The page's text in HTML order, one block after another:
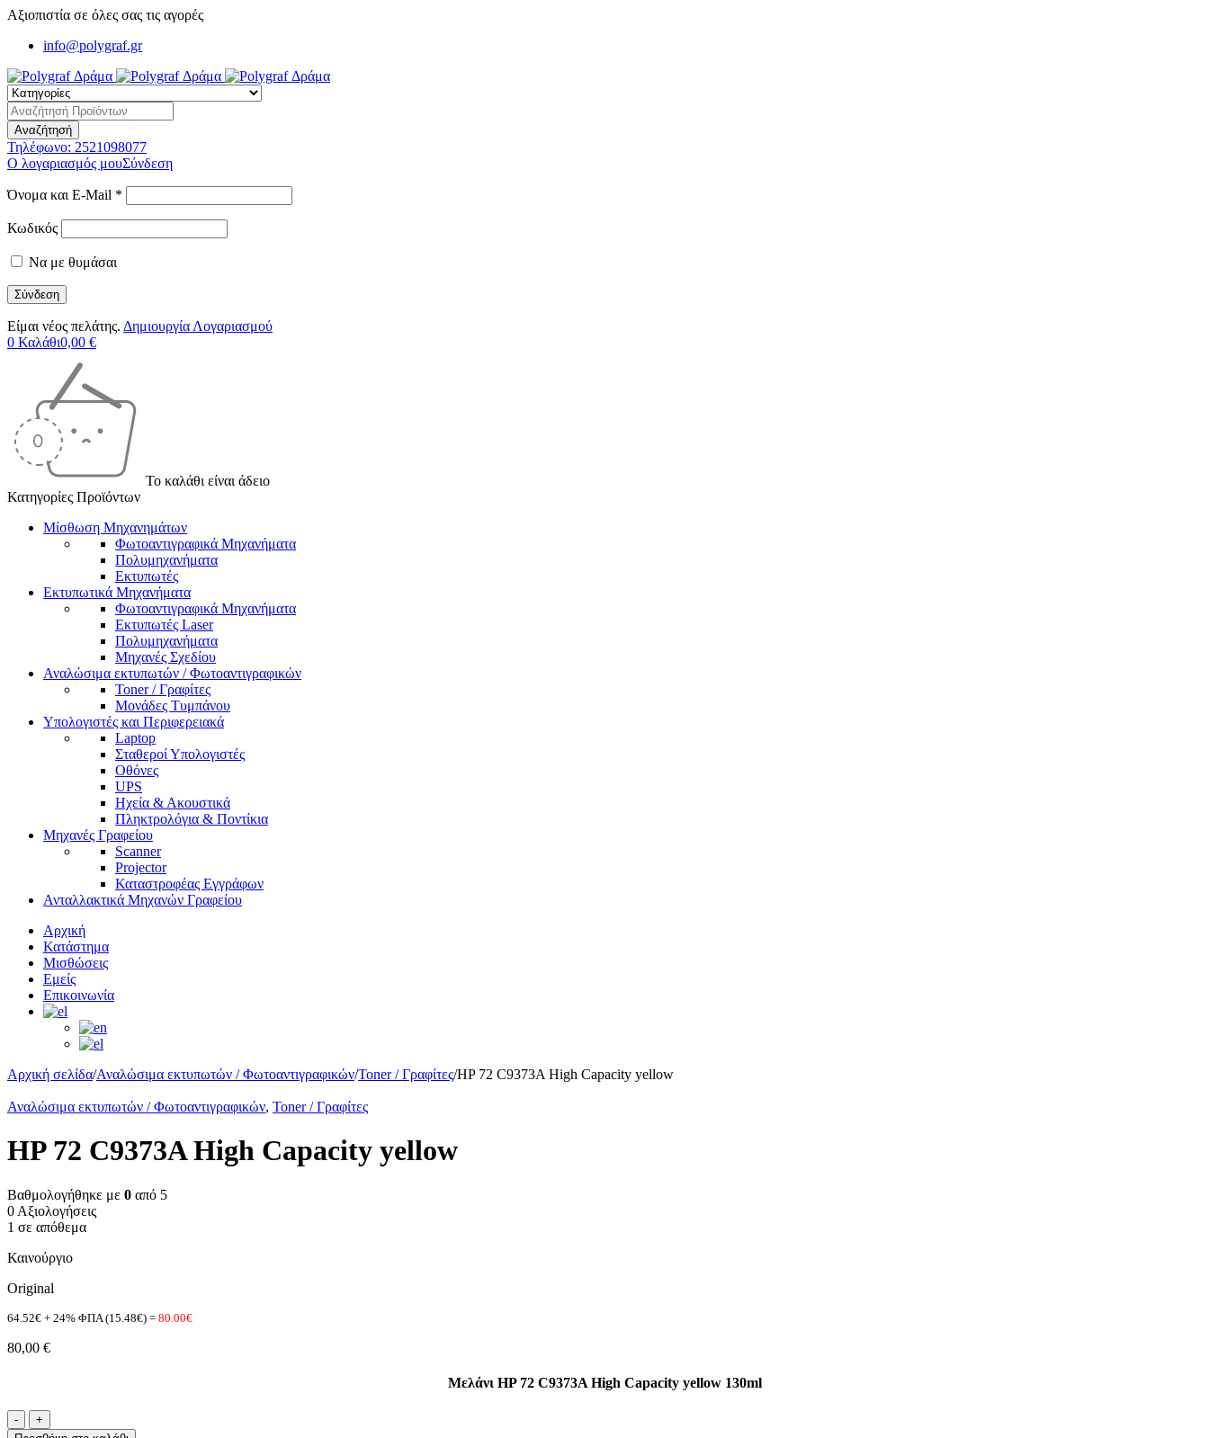
Αξιοπιστία σε όλες σας τις αγορές
info@polygraf.gr
Τηλέφωνο: 2521098077
Ο λογαριασμός μουΣύνδεση
Όνομα και E-Mail *
Κωδικός
Να με θυμάσαι
Είμαι νέος πελάτης. Δημιουργία Λογαριασμού
0 Καλάθι0,00 €
Το καλάθι είναι άδειο
Κατηγορίες Προϊόντων
Μίσθωση Μηχανημάτων
Φωτοαντιγραφικά Μηχανήματα
Πολυμηχανήματα
Εκτυπωτές
Εκτυπωτικά Μηχανήματα
Φωτοαντιγραφικά Μηχανήματα
Εκτυπωτές Laser
Πολυμηχανήματα
Μηχανές Σχεδίου
Αναλώσιμα εκτυπωτών / Φωτοαντιγραφικών
Toner / Γραφίτες
Μονάδες Τυμπάνου
Υπολογιστές και Περιφερειακά
Laptop
Σταθεροί Υπολογιστές
Οθόνες
UPS
Ηχεία & Ακουστικά
Πληκτρολόγια & Ποντίκια
Μηχανές Γραφείου
Scanner
Projector
Καταστροφέας Εγγράφων
Ανταλλακτικά Μηχανών Γραφείου
Αρχική
Κατάστημα
Μισθώσεις
Εμείς
Επικοινωνία
Αρχική σελίδα/Αναλώσιμα εκτυπωτών / Φωτοαντιγραφικών/Toner / Γραφίτες/HP 72 C9373A High Capacity yellow
Αναλώσιμα εκτυπωτών / Φωτοαντιγραφικών, Toner / Γραφίτες
HP 72 C9373A High Capacity yellow
Βαθμολογήθηκε με 0 από 5
0 Αξιολογήσεις
1 σε απόθεμα
Καινούργιο
Original
64.52€ + 24% ΦΠΑ (15.48€) = 80.00€
80,00 €
Μελάνι HP 72 C9373A High Capacity yellow 130ml
HP
72